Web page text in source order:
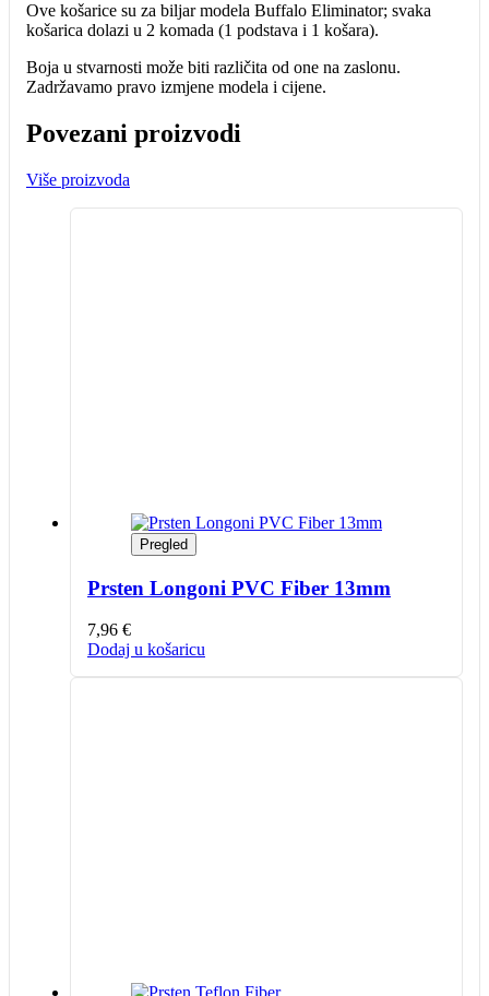
Ove košarice su za biljar modela Buffalo Eliminator; svaka
košarica dolazi u 2 komada (1 podstava i 1 košara).
Boja u stvarnosti može biti različita od one na zaslonu.
Zadržavamo pravo izmjene modela i cijene.
Povezani proizvodi
Više proizvoda
Pregled
Prsten Longoni PVC Fiber 13mm
7,96 €
Dodaj u košaricu